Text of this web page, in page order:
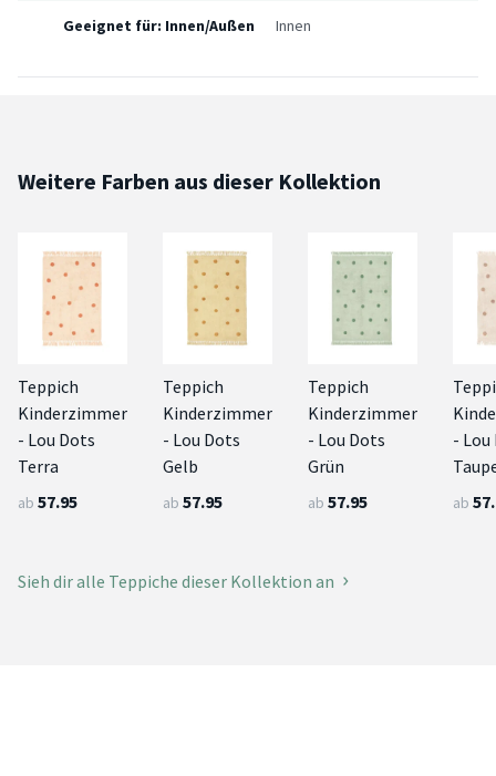
Geeignet für: Innen/Außen Innen
Weitere Farben aus dieser Kollektion
Teppich
Kinderzimmer
- Lou Dots
Terra
ab 57.95
Teppich
Kinderzimmer
- Lou Dots
Gelb
ab 57.95
Teppich
Kinderzimmer
- Lou Dots
Grün
ab 57.95
- Lou
ab
Sieh dir alle Teppiche dieser Kollektion an